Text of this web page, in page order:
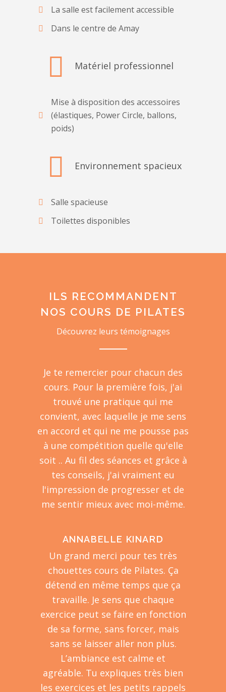
La salle est facilement accessible
Dans le centre de Amay
Matériel professionnel
Mise à disposition des accessoires
(élastiques, Power Circle, ballons,
poids)
Environnement spacieux
Salle spacieuse
Toilettes disponibles
ILS RECOMMANDENT
NOS COURS DE PILATES
Découvrez leurs témoignages
Je te remercier pour chacun des
cours. Pour la première fois, j'ai
trouvé une pratique qui me
convient, avec laquelle je me sens
en accord et qui ne me pousse pas
à une compétition quelle qu'elle
soit .. Au fil des séances et grâce à
tes conseils, j'ai vraiment eu
l'impression de progresser et de
me sentir mieux avec moi-même.
ANNABELLE KINARD
Un grand merci pour tes très
chouettes cours de Pilates. Ça
détend en même temps que ça
travaille. Je sens que chaque
exercice peut se faire en fonction
de sa forme, sans forcer, mais
sans se laisser aller non plus.
L’ambiance est calme et
agréable. Tu expliques très bien
les exercices et les petits rappels